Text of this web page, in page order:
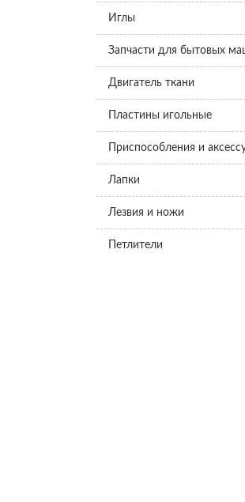
Иглы
Запчасти для бытовых
Двигатель ткани
Пластины игольные
Приспособления и
Лапки
Лезвия и ножи
Петлители